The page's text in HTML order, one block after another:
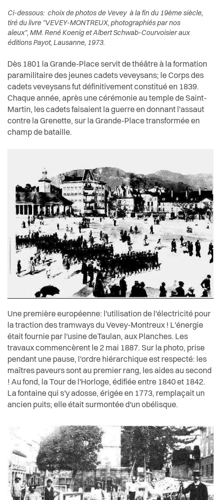
Sport
Travail
Vie de quartier
Seniors
Ci-dessous: choix de photos de Vevey à la fin du 19ème siècle,
tiré du livre "VEVEY-MONTREUX, photographiés par nos
aïeux", MM. René Koenig et Albert Schwab-Courvoisier aux
éditions Payot, Lausanne, 1973.
Dès 1801 la Grande-Place servit de théâtre à la formation
paramilitaire des jeunes cadets veveysans; le Corps des
cadets veveysans fut définitivement constitué en 1839.
Chaque année, après une cérémonie au temple de Saint-
Martin, les cadets faisaient la guerre en donnant l'assaut
contre la Grenette, sur la Grande-Place transformée en
champ de bataille.
Une première européenne: l'utilisation de l'électricité pour
la traction des tramways du Vevey-Montreux ! L'énergie
était fournie par l'usine deTaulan, aux Planches. Les
travaux commencèrent le 2 mai 1887. Sur la photo, prise
pendant une pause, l'ordre hiérarchique est respecté: les
maîtres paveurs sont au premier rang, les aides au second
! Au fond, la Tour de l'Horloge, édifiée entre 1840 et 1842.
La fontaine qui s'y adosse, érigée en 1773, remplaçait un
ancien puits; elle était surmontée d'un obélisque.